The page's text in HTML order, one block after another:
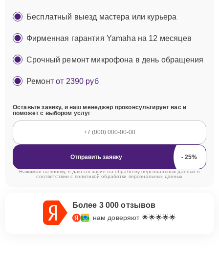
Бесплатный выезд мастера или курьера
Фирменная гарантия Yamaha на 12 месяцев
Срочный ремонт микрофона в день обращения
Ремонтот 2390 руб
Оставьте заявку, и наш менеджер проконсультирует вас и
поможет с выбором услуг
Отправить заявку
Нажимая на кнопку, я даю согласие на обработку персональных данных в
соответствии с политикой обработки персональных данных
Более 3 000 отзывов
нам доверяют 🌟🌟🌟🌟🌟